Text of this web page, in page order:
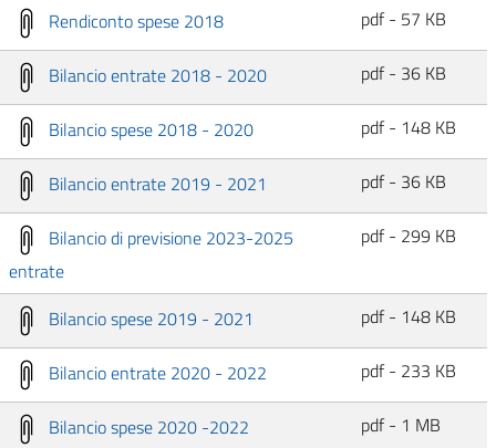
Rendiconto spese 2018 pdf - 57 KB
Bilancio entrate 2018 - 2020 pdf - 36 KB
Bilancio spese 2018 - 2020 pdf - 148 KB
Bilancio entrate 2019 - 2021 pdf - 36 KB
Bilancio di previsione 2023-2025
entrate
pdf - 299 KB
Bilancio spese 2019 - 2021 pdf - 148 KB
Bilancio entrate 2020 - 2022 pdf - 233 KB
Bilancio spese 2020 -2022 pdf - 1 MB